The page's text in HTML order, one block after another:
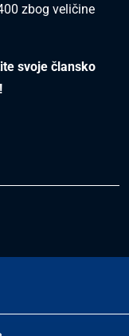
zbog veličine
svoje člansko